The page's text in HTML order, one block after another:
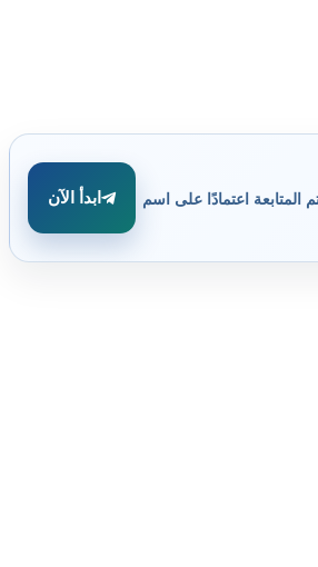
اعتمادًا على اسم
ابدأ الآن